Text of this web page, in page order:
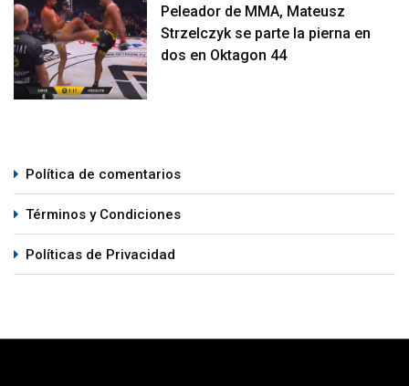
Peleador de MMA, Mateusz
Strzelczyk se parte la pierna en
dos en Oktagon 44
Política de comentarios
Términos y Condiciones
Políticas de Privacidad